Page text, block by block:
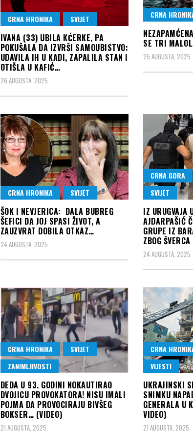
CRNA HRONIKA SVIJET
IVANA (33) UBILA KĆERKE, PA
POKUŠALA DA IZVRŠI SAMOUBISTVO:
UDAVILA IH U KADI, ZAPALILA STAN I
OTIŠLA U KAFIĆ…
26 AUGUSTA, 2025
CRNA
SE TRI
25 AUGUSTA, 2025
CRNA HRONIKA SVIJET
ŠOK I NEVJERICA: DALA BUBREG
ŠEFICI DA JOJ SPASI ŽIVOT, A
ZAUZVRAT DOBILA OTKAZ…
24 AUGUSTA, 2025
CRNA GORA
SVIJET
IZ URUGVAJA
AJDARPAŠIĆ
GRUPE IZ
ZBOG
24 AUGUSTA, 2025
CRNA HRONIKA
SVIJET
ZANIMLJIVOSTI
DEDA U 93. GODINI NOKAUTIRAO
DVOJICU PROVOKATORA! NISU IMALI
POJMA DA PROVOCIRAJU BIVŠEG
BOKSER… (VIDEO)
21 AUGUSTA, 2025
CRNA
VIJESTI
UKRAJINSKI
SNIMKU
GENERALA U
VIDEO)
21 AUGUSTA, 2025